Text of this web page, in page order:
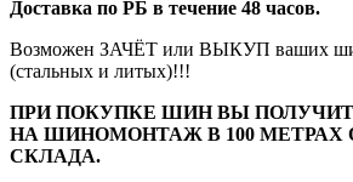
Доставка по РБ в течение 48 часов.
Возможен ЗАЧЁТ или ВЫКУП ваших
(стальных и литых)!!!
ПРИ ПОКУПКЕ ШИН ВЫ
НА ШИНОМОНТАЖ В 100 МЕТРАХ
СКЛАДА.